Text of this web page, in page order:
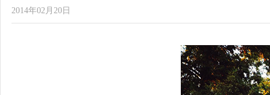
2014年02月20日